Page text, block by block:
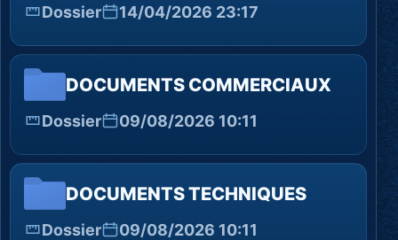
Dossier 14/04/2026 23:17
DOCUMENTS COMMERCIAUX
Dossier 09/08/2026 10:11
DOCUMENTS TECHNIQUES
Dossier 09/08/2026 10:11